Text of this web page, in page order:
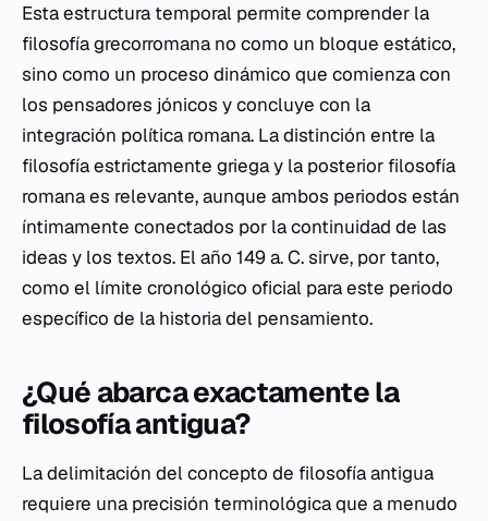
Esta estructura temporal permite comprender la
filosofía grecorromana no como un bloque estático,
sino como un proceso dinámico que comienza con
los pensadores jónicos y concluye con la
integración política romana. La distinción entre la
filosofía estrictamente griega y la posterior filosofía
romana es relevante, aunque ambos periodos están
íntimamente conectados por la continuidad de las
ideas y los textos. El año 149 a. C. sirve, por tanto,
como el límite cronológico oficial para este periodo
específico de la historia del pensamiento.
¿Qué abarca exactamente la
filosofía antigua?
La delimitación del concepto de filosofía antigua
requiere una precisión terminológica que a menudo